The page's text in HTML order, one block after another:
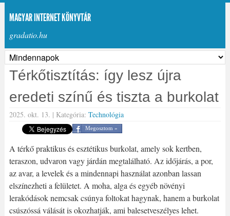
MAGYAR INTERNET KÖNYVTÁR
gradatio.hu
Térkőtisztítás: így lesz újra
eredeti színű és tiszta a burkolat
2025. okt. 13. | Kategória: Technológia
Megosztom »
A térkő praktikus és esztétikus burkolat, amely sok kertben,
teraszon, udvaron vagy járdán megtalálható. Az időjárás, a por,
az avar, a levelek és a mindennapi használat azonban lassan
elszínezheti a felületet. A moha, alga és egyéb növényi
lerakódások nemcsak csúnya foltokat hagynak, hanem a burkolat
csúszóssá válását is okozhatják, ami balesetveszélyes lehet.